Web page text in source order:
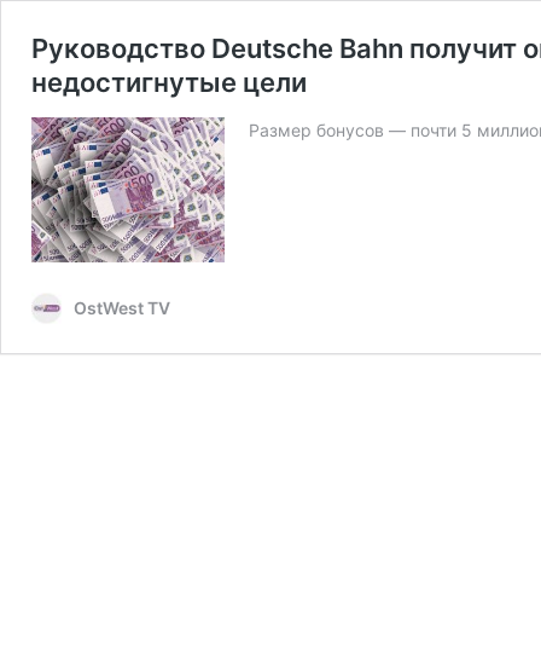
Руководство Deutsche Bahn
недостигнутые цели
Размер бонусов — почти 5
OstWest TV